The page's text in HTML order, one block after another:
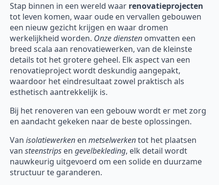
Stap binnen in een wereld waar renovatieprojecten
tot leven komen, waar oude en vervallen gebouwen
een nieuw gezicht krijgen en waar dromen
werkelijkheid worden. Onze diensten omvatten een
breed scala aan renovatiewerken, van de kleinste
details tot het grotere geheel. Elk aspect van een
renovatieproject wordt deskundig aangepakt,
waardoor het eindresultaat zowel praktisch als
esthetisch aantrekkelijk is.
Bij het renoveren van een gebouw wordt er met zorg
en aandacht gekeken naar de beste oplossingen.
Van isolatiewerken en metselwerkentot het plaatsen
van steenstrips en gevelbekleding, elk detail wordt
nauwkeurig uitgevoerd om een solide en duurzame
structuur te garanderen.